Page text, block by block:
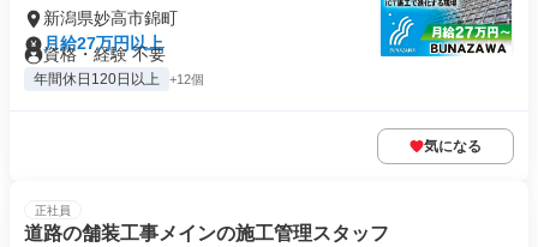
新潟県妙高市錦町
月給27万円以上
資格・経験 不要
年間休日120日以上 +12個
気になる
正社員
道路の舗装工事メインの施工管理スタッフ